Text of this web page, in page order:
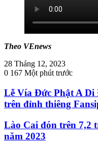
Theo VEnews
28 Tháng 12, 2023
0 167 Một phút trước
Lễ Vía Đức Phật A Di
trên đỉnh thiêng
Lào Cai đón trên 7,2
năm 2023